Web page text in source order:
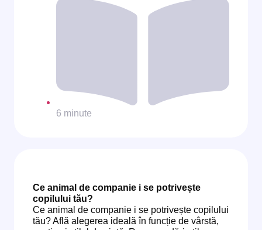
6 minute
Ce animal de companie i se potrivește
copilului tău?
Ce animal de companie i se potrivește copilului
tău? Află alegerea ideală în funcție de vârstă,